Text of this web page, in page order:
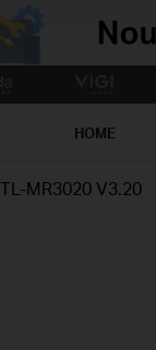
HOME
TL-MR3020 V3.20